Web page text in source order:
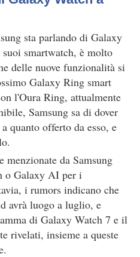
sta parlando di Galaxy
smartwatch, è molto
delle nuove funzionalità si
Galaxy Ring smart
l'Oura Ring, attualmente
Samsung sa di dover
quanto offerto da esso, e
menzionate da Samsung
o Galaxy AI per i
i rumors indicano che
avrà luogo a luglio, e
di Galaxy Watch 7 e il
rivelati, insieme a queste